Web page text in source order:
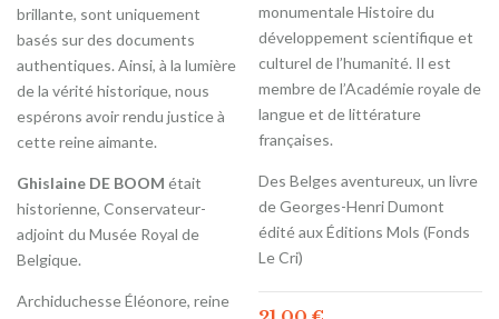
brillante, sont uniquement
basés sur des documents
authentiques. Ainsi, à la lumière
de la vérité historique, nous
espérons avoir rendu justice à
cette reine aimante.
Ghislaine DE BOOM était
historienne, Conservateur-
adjoint du Musée Royal de
Belgique.
Archiduchesse Éléonore, reine
monumentale Histoire du
développement scientifique et
culturel de l’humanité. Il est
membre de l’Académie royale de
langue et de littérature
françaises.
Des Belges aventureux, un livre
de Georges-Henri Dumont
édité aux Éditions Mols (Fonds
Le Cri)